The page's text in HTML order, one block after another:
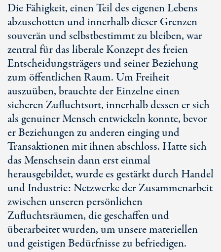
Die Fähigkeit, einen Teil des eigenen Lebens
abzuschotten und innerhalb dieser Grenzen
souverän und selbstbestimmt zu bleiben, war
zentral für das liberale Konzept des freien
Entscheidungsträgers und seiner Beziehung
zum öffentlichen Raum. Um Freiheit
auszuüben, brauchte der Einzelne einen
sicheren Zufluchtsort, innerhalb dessen er sich
als genuiner Mensch entwickeln konnte, bevor
er Beziehungen zu anderen einging und
Transaktionen mit ihnen abschloss. Hatte sich
das Menschsein dann erst einmal
herausgebildet, wurde es gestärkt durch Handel
und Industrie: Netzwerke der Zusammenarbeit
zwischen unseren persönlichen
Zufluchtsräumen, die geschaffen und
überarbeitet wurden, um unsere materiellen
und geistigen Bedürfnisse zu befriedigen.